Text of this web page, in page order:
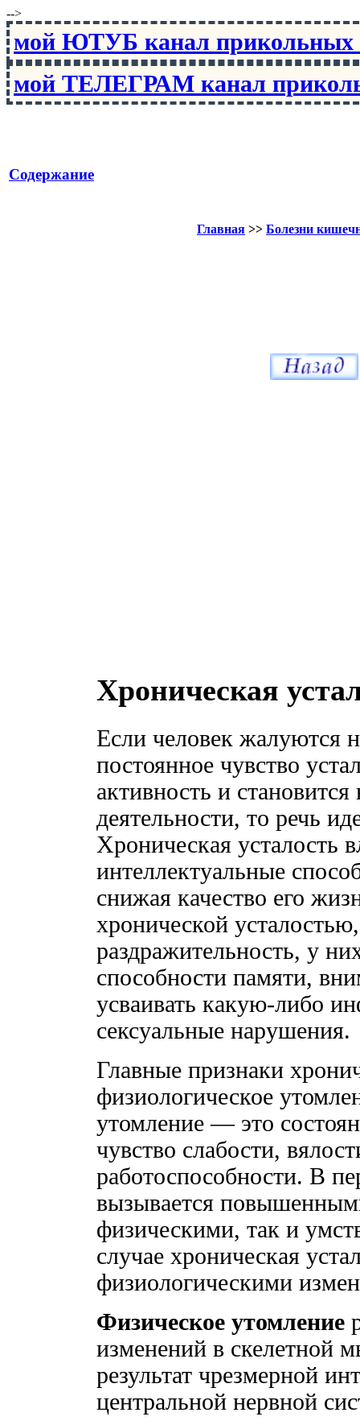
-->
мой ЮТУБ канал
мой ТЕЛЕГРАМ канал
Содержание
Главная >> Болезни
Хроническая
Если человек жалуются
постоянное чувство
активность и
деятельности, то речь
Хроническая усталость
интеллектуальные
снижая качество его
хронической
раздражительность, у
способности памяти,
усваивать какую-либо
сексуальные нарушения.
Главные признаки
физиологическое
утомление — это
чувство слабости,
работоспособности. В
вызывается
физическими, так и
случае хроническая
физиологическими
Физическое утомление
изменений в скелетной
результат чрезмерной
центральной нервной